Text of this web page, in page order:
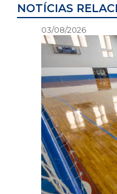
NOTÍCIAS
03/08/2026